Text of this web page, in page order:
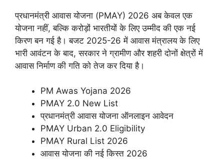
​प्रधानमंत्री आवास योजना (PMAY) 2026 अब केवल एक
योजना नहीं, बल्कि करोड़ों भारतीयों के लिए उम्मीद की एक नई
किरण बन गई है। बजट 2025-26 में आवास मंत्रालय के लिए
भारी आवंटन के बाद, सरकार ने ग्रामीण और शहरी दोनों क्षेत्रों में
आवास निर्माण की गति को तेज कर दिया है।
PM Awas Yojana 2026
​PMAY 2.0 New List
​प्रधानमंत्री आवास योजना ऑनलाइन आवेदन
​PMAY Urban 2.0 Eligibility
​PMAY Rural List 2026
​आवास योजना की नई किस्त 2026